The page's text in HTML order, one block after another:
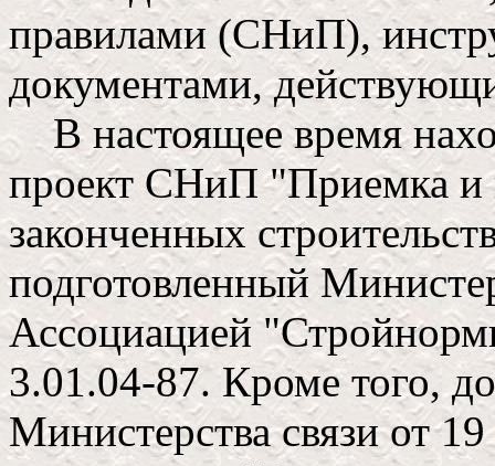
правилами (СНиП),
документами,
В настоящее время
проект СНиП "Приемка и
законченных
подготовленный
Ассоциацией
3.01.04-87. Кроме того,
Министерства связи от